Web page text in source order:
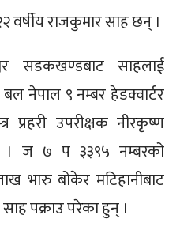
वर्षीय राजकुमार साह छन् ।
सडकखण्डबाट साहलाई
बल नेपाल ९ नम्बर हेडक्वार्टर
प्रहरी उपरीक्षक नीरकृष्ण
। ज ७ प ३३९५ नम्बरको
भारु बोकेर मटिहानीबाट
पक्राउ परेका हुन् ।